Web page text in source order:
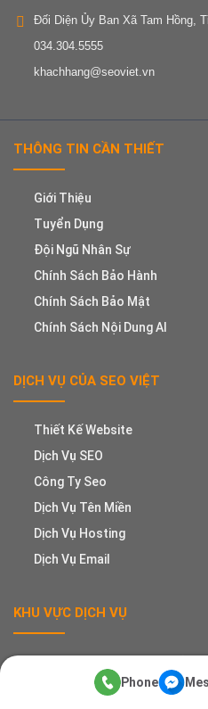
Đối Diện Ủy Ban Xã Tam Hồng,
034.304.5555
khachhang@seoviet.vn
THÔNG TIN CẦN THIẾT
Giới Thiệu
Tuyển Dụng
Đội Ngũ Nhân Sự
Chính Sách Bảo Hành
Chính Sách Bảo Mật
Chính Sách Nội Dung AI
DỊCH VỤ CỦA SEO VIỆT
Thiết Kế Website
Dịch Vụ SEO
Công Ty Seo
Dịch Vụ Tên Miền
Dịch Vụ Hosting
Dịch Vụ Email
KHU VỰC DỊCH VỤ
Biên Hòa (Đồng Nai), Cần Thơ,
Phone